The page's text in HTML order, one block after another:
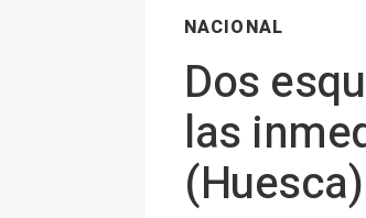
NACIONAL
Dos
las
(Huesca)